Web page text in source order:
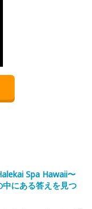
Spa Hawaii〜
にある答えを見つ